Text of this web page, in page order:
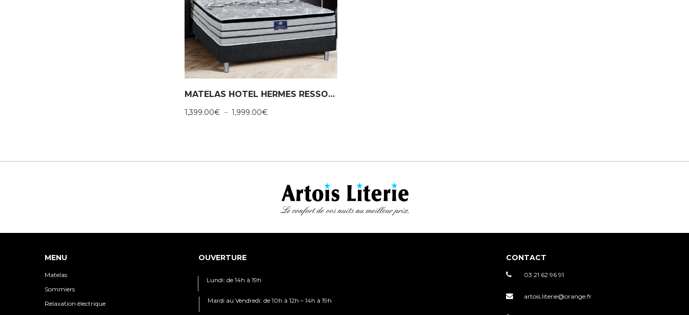
MATELAS HOTEL HERMES RESSORTS ENSACHES MOUSSE A MEMOIRE
1,399.00€ – 1,999.00€Plage
1,999.00€
MENU
Matelas
Sommiers
Relaxation électrique
OUVERTURE
Lundi: de 14h à 19h
Mardi au Vendredi: de 10h à 12h – 14h à 19h
CONTACT
03 21 62 96 91
artois.literie@orange.fr